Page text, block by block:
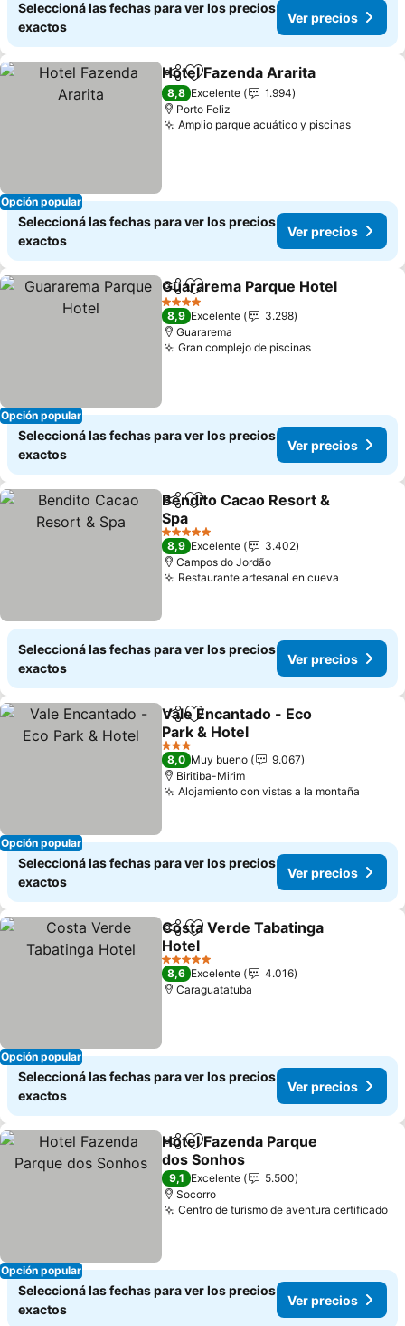
Seleccioná las fechas para ver los precios
exactos
Ver precios
Opción popular
CompartirAñadir a favoritos
Hotel Fazenda Ararita
8,8 Excelente
1.994
Porto Feliz
Amplio parque acuático y piscinasVer
Seleccioná las fechas para ver los precios
exactos
Ver precios
Opción popular
CompartirAñadir a favoritos
Guararema Parque Hotel
4 Estrellas
8,9 Excelente
3.298
Guararema
Gran complejo de piscinasVer precios
Seleccioná las fechas para ver los precios
exactos
Ver precios
CompartirAñadir a favoritos
Bendito Cacao Resort &
Spa
Ver precios
5 Estrellas
8,9 Excelente
3.402
Campos do Jordão
Restaurante artesanal en cueva
Seleccioná las fechas para ver los precios
exactos
Ver precios
Opción popular
CompartirAñadir a favoritos
Vale Encantado - Eco
Park & Hotel
Ver precios
3 Estrellas
8,0 Muy bueno
9.067
Biritiba-Mirim
Alojamiento con vistas a la montaña
Seleccioná las fechas para ver los precios
exactos
Ver precios
Opción popular
CompartirAñadir a favoritos
Costa Verde Tabatinga
Hotel
Ver precios
5 Estrellas
8,6 Excelente
4.016
Caraguatatuba
Seleccioná las fechas para ver los precios
exactos
Ver precios
Opción popular
CompartirAñadir a favoritos
Hotel Fazenda Parque
dos Sonhos
Ver precios
9,1 Excelente
5.500
Socorro
Centro de turismo de aventura certificado
Seleccioná las fechas para ver los precios
exactos
Ver precios